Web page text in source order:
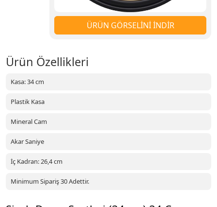
ÜRÜN GÖRSELİNİ İNDİR
Ürün Özellikleri
Kasa: 34 cm
Plastik Kasa
Mineral Cam
Akar Saniye
İç Kadran: 26,4 cm
Minimum Sipariş 30 Adettir.